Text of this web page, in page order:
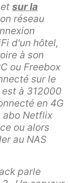
sur la
réseau
d'un hôtel,
à son
ou Freebox
sur le
à 312000
en 4G
abo Netflix
ou alors
au NAS
parle